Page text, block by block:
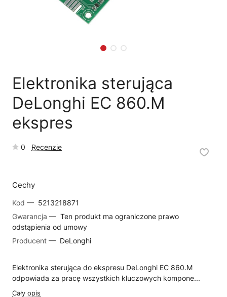
Elektronika sterująca
DeLonghi EC 860.M
ekspres
0 Recenzje
Cechy
Kod — 5213218871
Gwarancja — Ten produkt ma ograniczone prawo
odstąpienia od umowy
Producent — DeLonghi
Elektronika sterująca do ekspresu DeLonghi EC 860.M
odpowiada za pracę wszystkich kluczowych kompone...
Cały opis
Reklamacja naprawy